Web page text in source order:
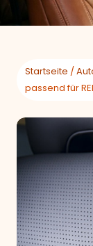
Startseite /
passend für